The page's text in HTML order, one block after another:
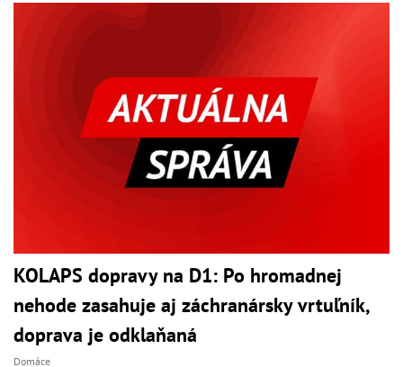
KOLAPS dopravy na D1: Po hromadnej
nehode zasahuje aj záchranársky vrtuľník,
doprava je odklaňaná
Domáce